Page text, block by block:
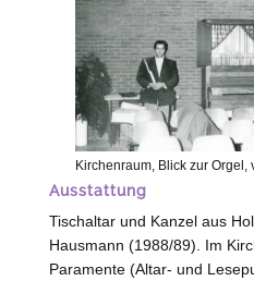
Kirchenraum, Blick zur Orgel,
Ausstattung
Tischaltar und Kanzel aus
Hausmann (1988/89). Im
Paramente (Altar- und